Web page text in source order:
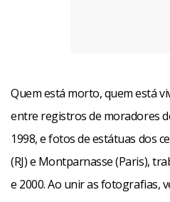
Quem está morto, quem está
entre registros de moradores
1998, e fotos de estátuas dos
(RJ) e Montparnasse (Paris),
e 2000. Ao unir as fotografias,